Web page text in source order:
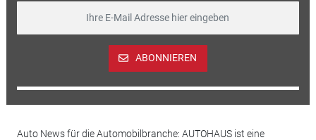
ABONNIEREN
Auto News für die Automobilbranche: AUTOHAUS ist eine